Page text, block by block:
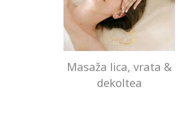
Masaža lica, vrata &
dekoltea